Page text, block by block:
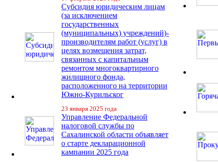
Субсидия юридическим лицам
(за исключением
государственных
(муниципальных) учреждений)-
производителям работ (услуг) в
целях возмещения затрат,
связанных с капитальным
ремонтом многоквартирного
жилищного фонда,
расположенного на территории
Южно-Курильског
23 января 2025 года
Управление Федеральной
налоговой службы по
Сахалинской области объявляет
о старте декларационной
кампании 2025 года